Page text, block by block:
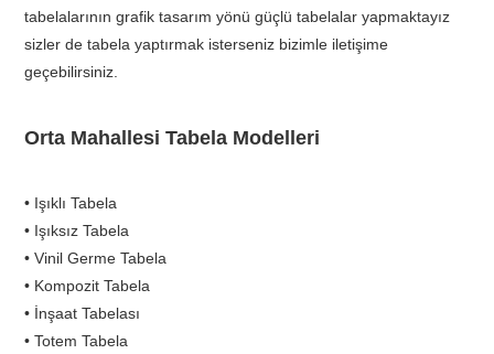
tabelalarının grafik tasarım yönü güçlü tabelalar yapmaktayız
sizler de tabela yaptırmak isterseniz bizimle iletişime
geçebilirsiniz.
Orta Mahallesi Tabela Modelleri
• Işıklı Tabela
• Işıksız Tabela
• Vinil Germe Tabela
• Kompozit Tabela
• İnşaat Tabelası
• Totem Tabela